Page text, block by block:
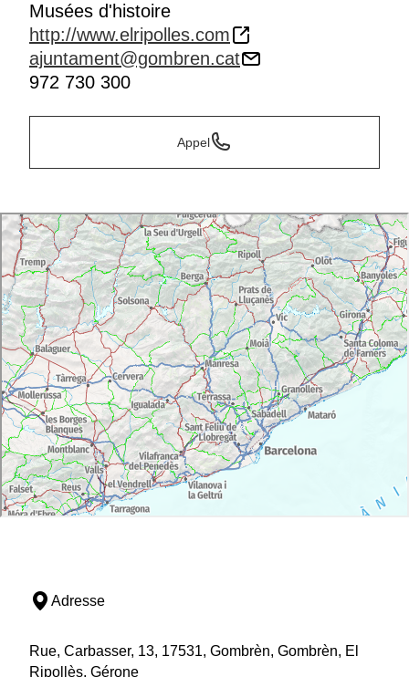
Musées d'histoire
http://www.elripolles.com
ajuntament@gombren.cat
972 730 300
Appel
Adresse
Rue, Carbasser, 13, 17531, Gombrèn, Gombrèn, El
Ripollès, Gérone